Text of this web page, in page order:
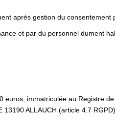
après gestion du consentement
et par du personnel dument
euros, immatriculée au Registre
ALLAUCH (article 4.7 RGPD).